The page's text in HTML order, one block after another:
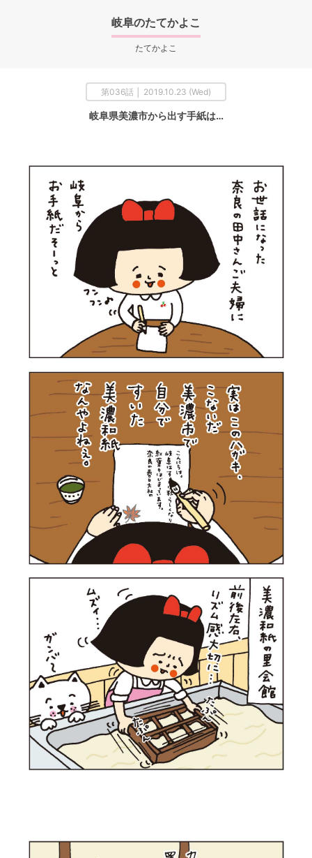
岐阜のたてかよこ
たてかよこ
第036話 │ 2019.10.23 (Wed)
岐阜県美濃市から出す手紙は…